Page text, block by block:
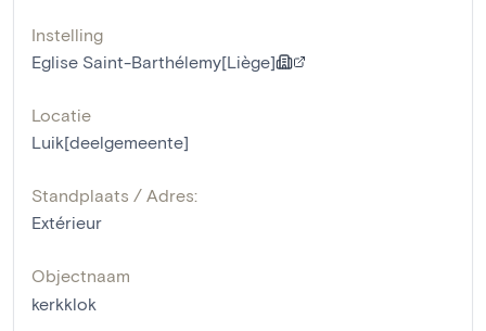
Instelling
Eglise Saint-Barthélemy[Liège]
Locatie
Luik[deelgemeente]
Standplaats / Adres:
Extérieur
Objectnaam
kerkklok